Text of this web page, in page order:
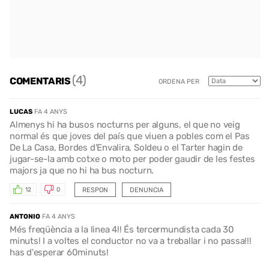
COMENTARIS(4) ORDENA PER
LUCAS FA 4 ANYS
Almenys hi ha busos nocturns per alguns, el que no veig
normal és que joves del país que viuen a pobles com el Pas
De La Casa, Bordes d'Envalira, Soldeu o el Tarter hagin de
jugar-se-la amb cotxe o moto per poder gaudir de les festes
majors ja que no hi ha bus nocturn.
RESPON
12 0 DENUNCIA
ANTONIO FA 4 ANYS
Més freqüència a la linea 4!! És tercermundista cada 30
minuts! I a voltes el conductor no va a treballar i no passa!!!
has d'esperar 60minuts!